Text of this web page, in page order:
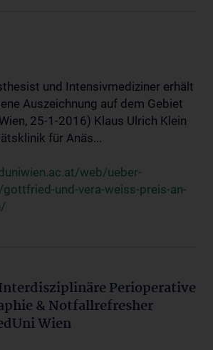
und Intensivmediziner erhält
Auszeichnung auf dem Gebiet
25-1-2016) Klaus Ulrich Klein
für Anäs...
web/ueber-
und-vera-weiss-preis-an-
Perioperative
& Notfallrefresher
Wien